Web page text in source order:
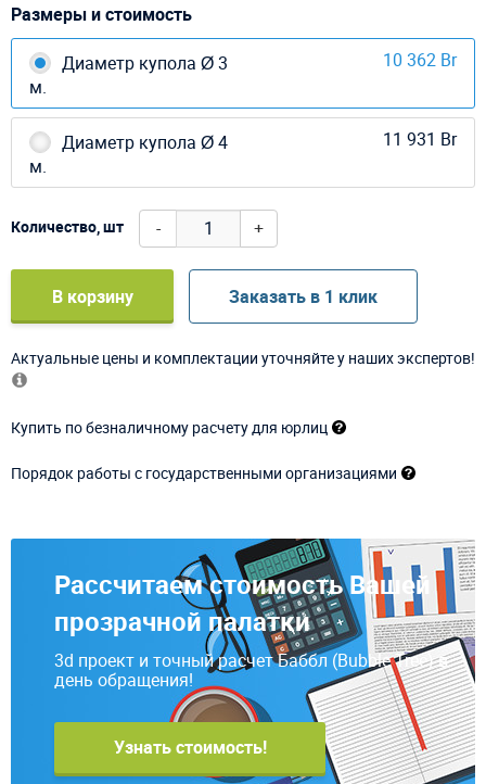
Размеры и стоимость
Диаметр купола Ø 3
м.
10 362 Br
Диаметр купола Ø 4
м.
11 931 Br
Количество, шт - +
В корзину Заказать в 1 клик
Актуальные цены и комплектации уточняйте у наших экспертов!
Купить по безналичному расчету для юрлиц
Порядок работы с государственными организациями
Рассчитаем стоимость Вашей
прозрачной палатки
3d проект и точный расчет Баббл (Bubble Tree) в
день обращения!
Узнать стоимость!